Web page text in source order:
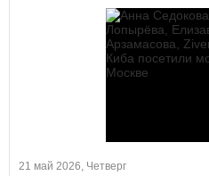
21 май 2026, Четверг